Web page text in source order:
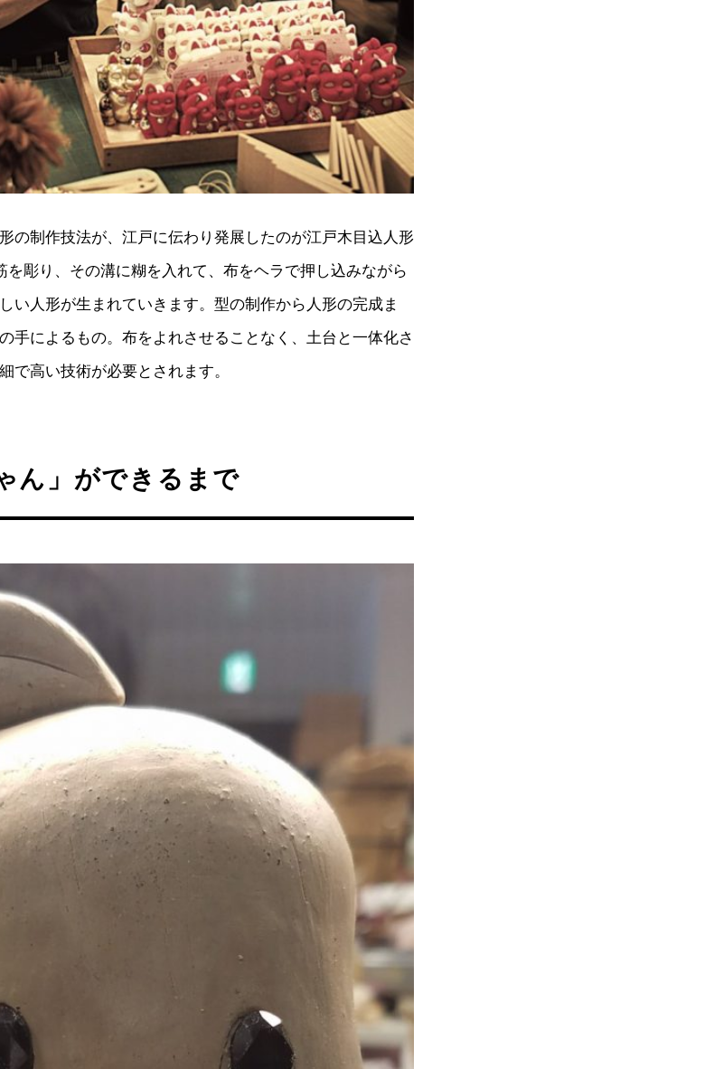
の制作技法が、江戸に伝わり発展したのが江戸木目込人形
を彫り、その溝に糊を入れて、布をヘラで押し込みながら
い人形が生まれていきます。型の制作から人形の完成ま
手によるもの。布をよれさせることなく、土台と一体化さ
で高い技術が必要とされます。
ん」ができるまで